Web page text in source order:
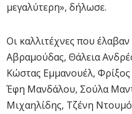
μεγαλύτερη», δήλωσε.
Οι καλλιτέχνες που
Αβραμούδας, Θάλεια
Κώστας Εμμανουέλ, Φρίξος
Έφη Μανδάλου, Σούλα
Μιχαηλίδης, Τζένη